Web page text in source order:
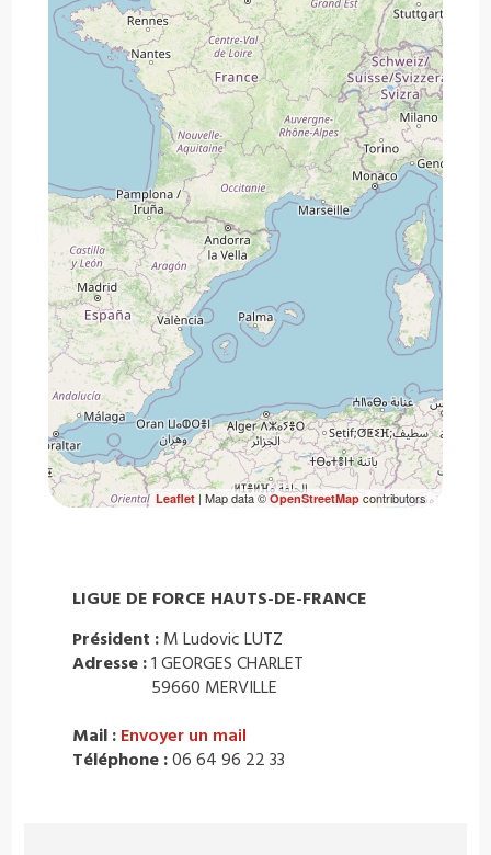
Leaflet| Map data ©OpenStreetMapcontributors
LIGUE DE FORCE HAUTS-DE-FRANCE
Président : M Ludovic LUTZ
Adresse :1 GEORGES CHARLET
59660 MERVILLE
Mail : Envoyer un mail
Téléphone :06 64 96 22 33